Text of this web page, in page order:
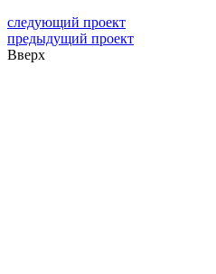
следующий проект
предыдущий проект
Вверх